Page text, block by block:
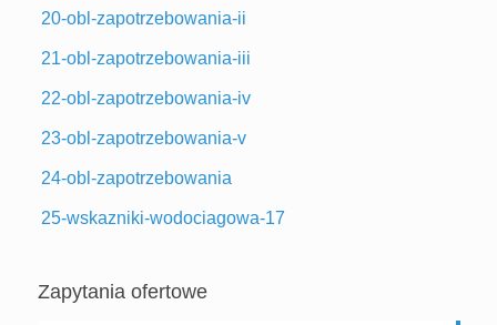
20-obl-zapotrzebowania-ii
21-obl-zapotrzebowania-iii
22-obl-zapotrzebowania-iv
23-obl-zapotrzebowania-v
24-obl-zapotrzebowania
25-wskazniki-wodociagowa-17
Zapytania ofertowe